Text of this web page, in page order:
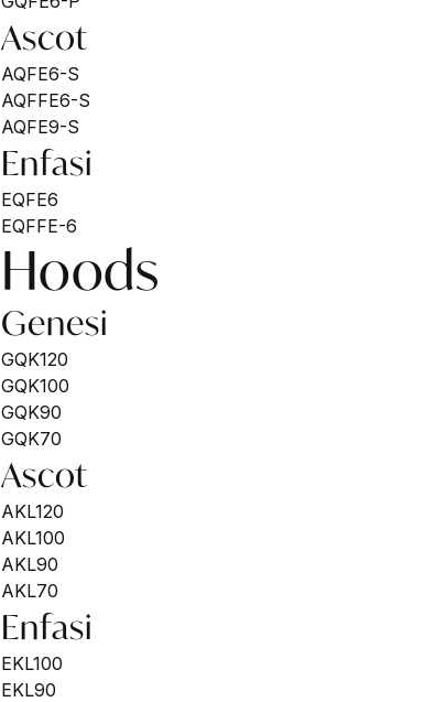
Ascot
AQFE6-S
AQFFE6-S
AQFE9-S
Enfasi
EQFE6
EQFFE-6
Hoods
Genesi
GQK120
GQK100
GQK90
GQK70
Ascot
AKL120
AKL100
AKL90
AKL70
Enfasi
EKL100
EKL90